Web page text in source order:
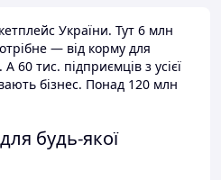
України. Тут 6 млн
— від корму для
60 тис. підприємців з усієї
бізнес. Понад 120 млн
будь-якої